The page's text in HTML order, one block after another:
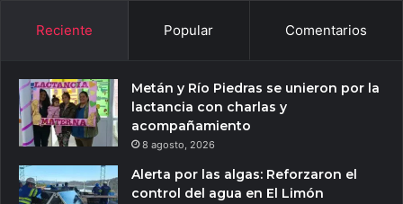
Reciente Popular Comentarios
Metán y Río Piedras se unieron por la
lactancia con charlas y
acompañamiento
8 agosto, 2026
Alerta por las algas: Reforzaron el
control del agua en El Limón